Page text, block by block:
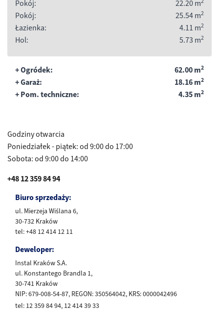
Pokój: 22.20m
Pokój: 25.54m2
Łazienka: 4.11 m2
Hol: 5.73 m2
+ Ogródek: 62.00m2
+ Garaż: 18.16m2
+ Pom. techniczne: 4.35m2
Godziny otwarcia
Poniedziałek - piątek: od 9:00 do 17:00
Sobota: od 9:00 do 14:00
+48 12 359 84 94
Biuro sprzedaży:
ul. Mierzeja Wiślana 6,
30-732 Kraków
tel: +48 12 414 12 11
Deweloper:
Instal Kraków S.A.
ul. Konstantego Brandla 1,
30-741 Kraków
NIP: 679-008-54-87, REGON: 350564042, KRS: 0000042496
tel: 12 359 84 94, 12 414 39 33